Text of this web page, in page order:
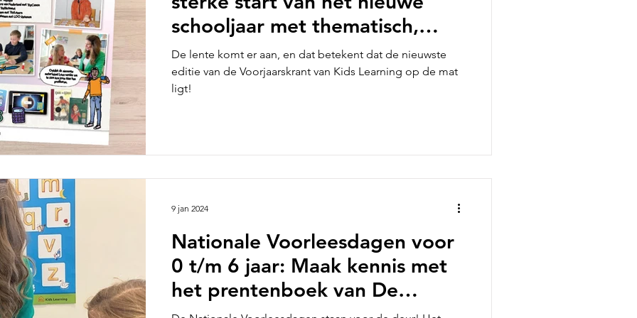
schooljaar met thematisch,
geïntegreerd onderwijs!
De lente komt er aan, en dat betekent dat de nieuwste
editie van de Voorjaarskrant van Kids Learning op de mat
ligt!
Nationale Voorleesdagen voor
0 t/m 6 jaar: Maak kennis met
het prentenboek van De
9 jan 2024